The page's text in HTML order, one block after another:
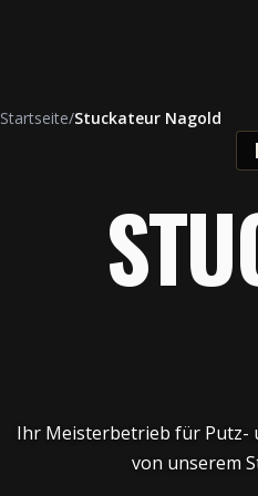
Startseite/Stuckateur Nagold
Ihr Meisterbetrieb für Putz-
von unserem